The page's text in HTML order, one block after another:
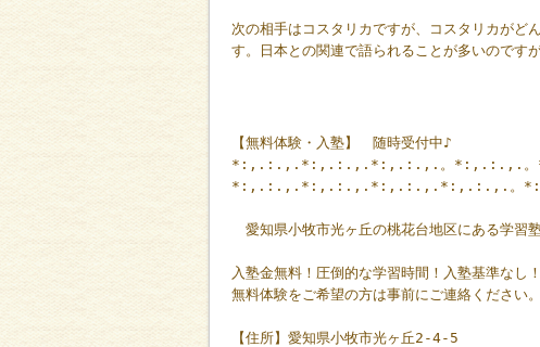
次の相手はコスタリカですが、コスタリカがど
す。日本との関連で語られることが多いのです
【無料体験・入塾】 随時受付中♪
*:,.:.,.*:,.:.,.*:,.:.,.。*:,.:.,.。
*:,.:.,.*:,.:.,.*:,.:.,.*:,.:.,.。
愛知県小牧市光ヶ丘の桃花台地区にある学習塾
入塾金無料！圧倒的な学習時間！入塾基準なし
無料体験をご希望の方は事前にご連絡ください。
【住所】愛知県小牧市光ヶ丘2-4-5